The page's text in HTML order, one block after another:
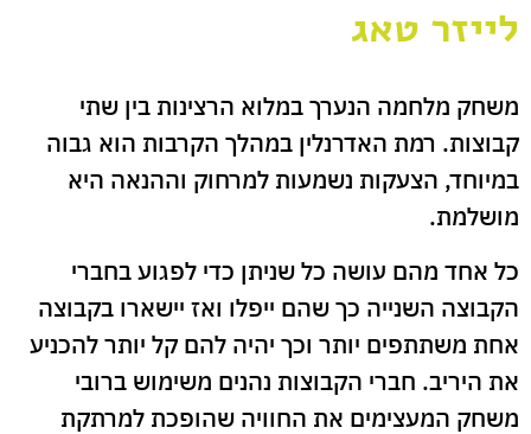
לייזר טאג
משחק מלחמה הנערך במלוא הרצינות בין שתי
קבוצות. רמת האדרנלין במהלך הקרבות הוא גבוה
במיוחד, הצעקות נשמעות למרחוק וההנאה היא
מושלמת.
כל אחד מהם עושה כל שניתן כדי לפגוע בחברי
הקבוצה השנייה כך שהם ייפלו ואז יישארו בקבוצה
אחת משתתפים יותר וכך יהיה להם קל יותר להכניע
את היריב. חברי הקבוצות נהנים משימוש ברובי
משחק המעצימים את החוויה שהופכת למרתקת